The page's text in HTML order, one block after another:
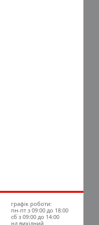
графік роботи:
пн-пт з 09:00 до 18:00
сб з 09:00 до 14:00
нд вихідний